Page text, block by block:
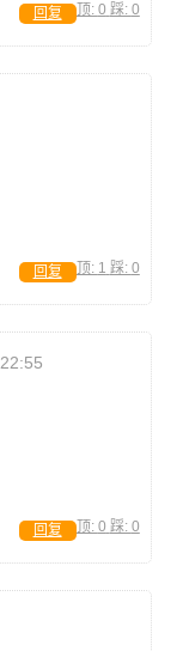
顶: 0 踩: 0
回复
顶: 1 踩: 0
回复
顶: 0 踩: 0
回复